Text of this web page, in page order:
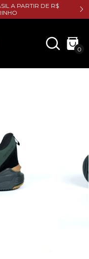
A PARTIR DE R$
0